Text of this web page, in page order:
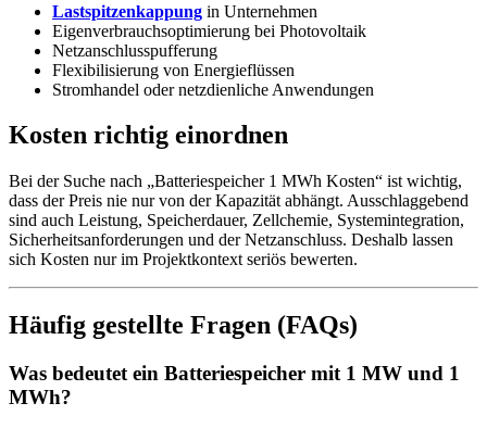
Lastspitzenkappung in Unternehmen
Eigenverbrauchsoptimierung bei Photovoltaik
Netzanschlusspufferung
Flexibilisierung von Energieflüssen
Stromhandel oder netzdienliche Anwendungen
Kosten richtig einordnen
Bei der Suche nach „Batteriespeicher 1 MWh Kosten“ ist wichtig,
dass der Preis nie nur von der Kapazität abhängt. Ausschlaggebend
sind auch Leistung, Speicherdauer, Zellchemie, Systemintegration,
Sicherheitsanforderungen und der Netzanschluss. Deshalb lassen
sich Kosten nur im Projektkontext seriös bewerten.
Häufig gestellte Fragen (FAQs)
Was bedeutet ein Batteriespeicher mit 1 MW und 1
MWh?